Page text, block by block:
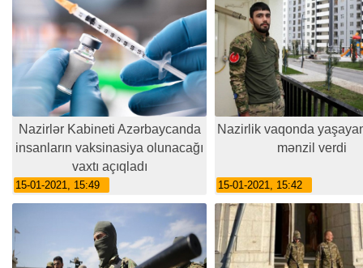
Nazirlər Kabineti Azərbaycanda
insanların vaksinasiya olunacağı
vaxtı açıqladı
15-01-2021, 15:49
Nazirlik vaqonda
mənzil verdi
15-01-2021, 15:42